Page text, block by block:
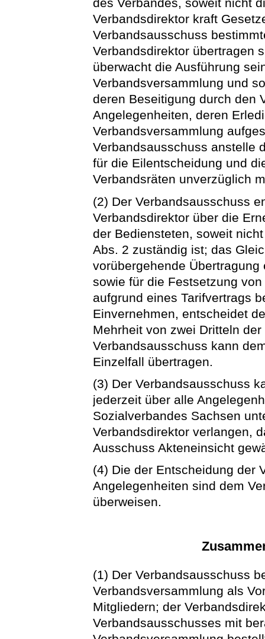
des Verbandes, soweit nicht
Verbandsdirektor kraft
Verbandsausschuss
Verbandsdirektor übertragen
überwacht die Ausführung
Verbandsversammlung und
deren Beseitigung durch den
Angelegenheiten, deren
Verbandsversammlung
Verbandsausschuss anstelle
für die Eilentscheidung und
Verbandsräten unverzüglich
(2) Der Verbandsausschuss
Verbandsdirektor über die
der Bediensteten, soweit
Abs. 2 zuständig ist; das
vorübergehende
sowie für die Festsetzung
aufgrund eines Tarifvertrags
Einvernehmen, entscheidet
Mehrheit von zwei Dritteln
Verbandsausschuss kann
Einzelfall übertragen.
(3) Der Verbandsausschuss
jederzeit über alle
Sozialverbandes Sachsen
Verbandsdirektor verlangen,
Ausschuss Akteneinsicht
(4) Die der Entscheidung der
Angelegenheiten sind dem
überweisen.
(1) Der Verbandsausschuss
Verbandsversammlung als
Mitgliedern; der
Verbandsausschusses mit